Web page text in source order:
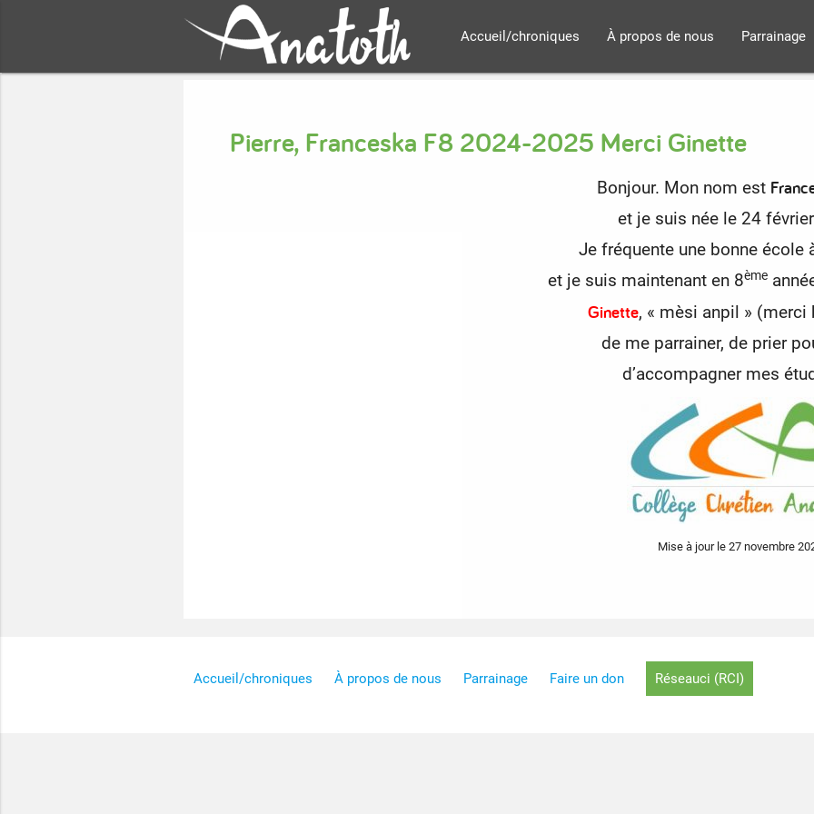
Accueil/chroniques À propos de nous Parrainage
Pierre, Franceska F8 2024-2025 Merci Ginette
Bonjour. Mon nom est
et je suis née le 24
Je fréquente une bonne école
et je suis maintenant en 8ème
Ginette, « mèsi anpil » (merci
de me parrainer, de prier
d’accompagner mes
Mise à jour le 27 novembre
Accueil/chroniques À propos de nous Parrainage Faire un don Réseauci (RCI)